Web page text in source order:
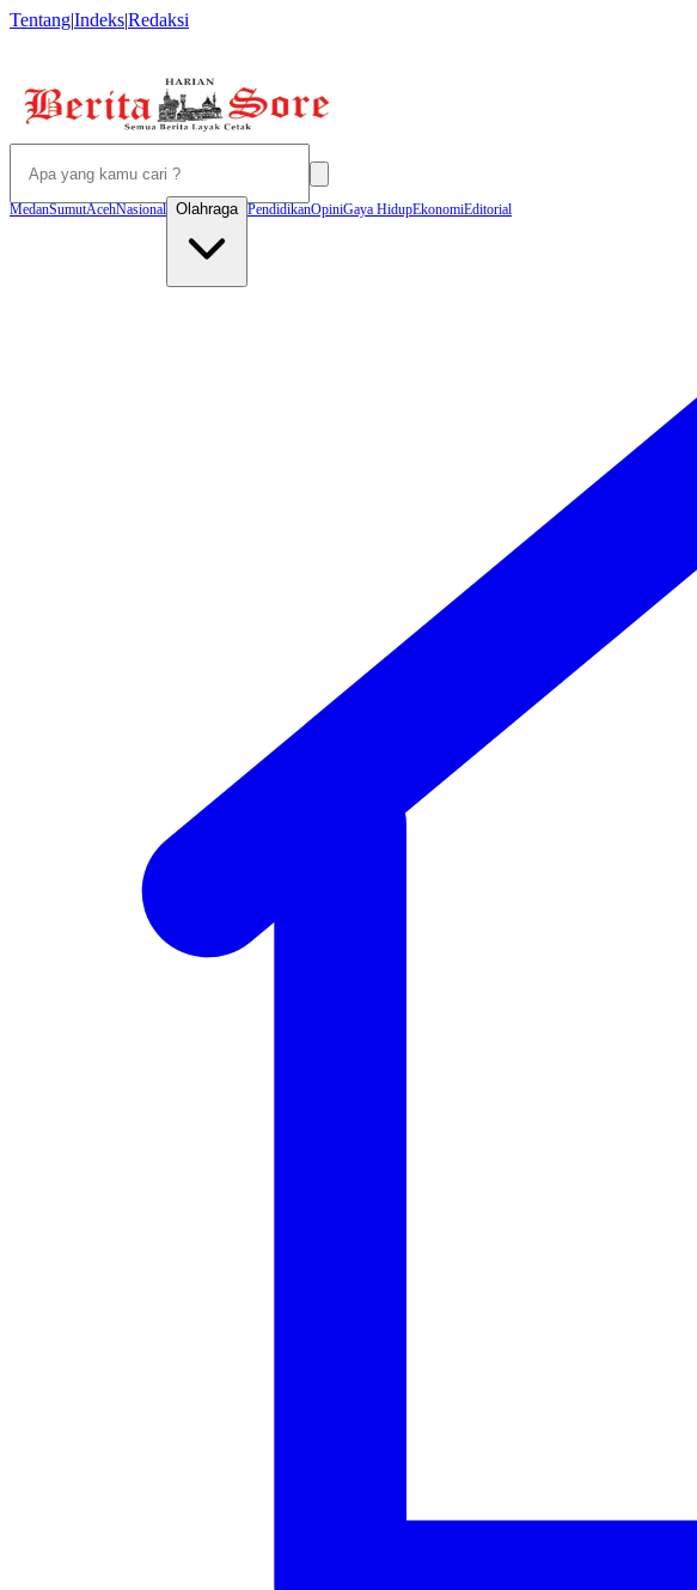
Tentang|Indeks|Redaksi
MedanSumutAcehNasional Olahraga PendidikanOpiniGaya HidupEkonomiEditorial